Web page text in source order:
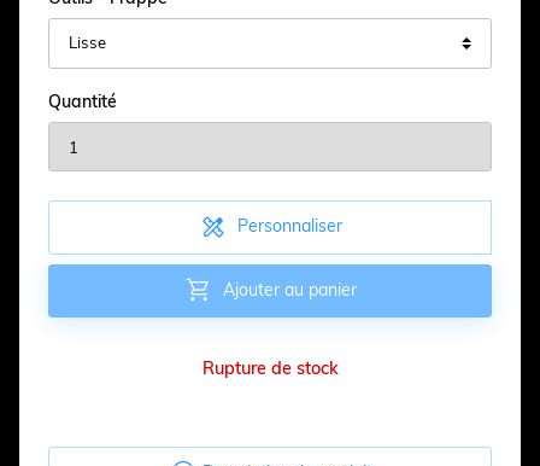
Quantité
 Personnaliser
 Ajouter au panier
Rupture de stock